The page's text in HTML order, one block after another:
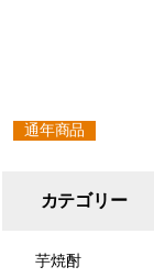
通年商品
カテゴリー
芋焼酎